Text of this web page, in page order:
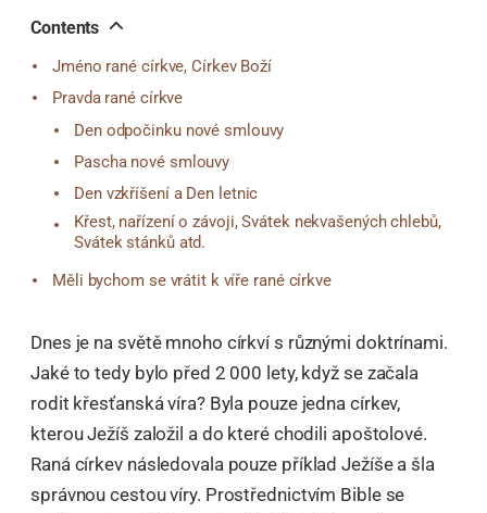
Contents
Jméno rané církve, Církev Boží
Pravda rané církve
Den odpočinku nové smlouvy
Pascha nové smlouvy
Den vzkříšení a Den letnic
Křest, nařízení o závoji, Svátek nekvašených chlebů,
Svátek stánků atd.
Měli bychom se vrátit k víře rané církve
Dnes je na světě mnoho církví s různými doktrínami.
Jaké to tedy bylo před 2 000 lety, když se začala
rodit křesťanská víra? Byla pouze jedna církev,
kterou Ježíš založil a do které chodili apoštolové.
Raná církev následovala pouze příklad Ježíše a šla
správnou cestou víry. Prostřednictvím Bible se